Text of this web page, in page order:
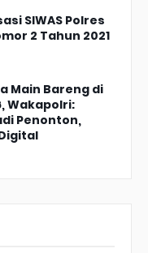
SIWAS Polres
2 Tahun 2021
Main Bareng di
Wakapolri:
Penonton,